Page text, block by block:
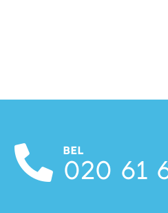
BEL
020 61